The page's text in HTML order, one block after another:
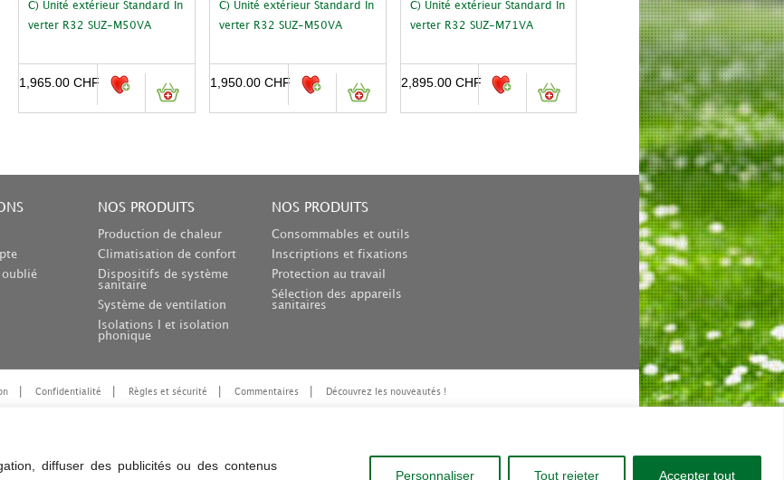
diffuser des publicités ou des contenus
Personnaliser Tout rejeter Accepter tout
C) Unité extérieur Standard In
verter R32 SUZ-M50VA
1,965.00CHF
C) Unité extérieur Standard In
verter R32 SUZ-M50VA
1,950.00CHF
C) Unité extérieur Standard In
verter R32 SUZ-M71VA
2,895.00 CHF
oublié
NOS PRODUITS
Production de chaleur
Climatisation de confort
Dispositifs de système
sanitaire
Système de ventilation
Isolations I et isolation
phonique
NOS PRODUITS
Consommables et outils
Inscriptions et fixations
Protection au travail
Sélection des appareils
sanitaires
Confidentialité Règles et sécurité Commentaires Découvrez les nouveautés !